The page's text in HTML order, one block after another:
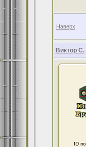
Наверх
Виктор С.
ID